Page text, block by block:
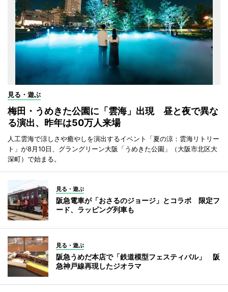
見る・遊ぶ
梅田・うめきた公園に「雲海」出現 昼と夜で異な
る演出、昨年は50万人来場
人工雲海で涼しさや癒やしを演出するイベント「夏の涼：雲海リトリー
ト」が8月10日、グラングリーン大阪「うめきた公園」（大阪市北区大
深町）で始まる。
見る・遊ぶ
阪急電車が「おさるのジョージ」とコラボ 限定フ
ード、ラッピング列車も
見る・遊ぶ
阪急うめだ本店で「鉄道模型フェスティバル」 阪
急神戸線再現したジオラマ